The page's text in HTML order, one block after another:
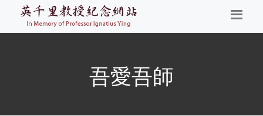
吾愛吾師